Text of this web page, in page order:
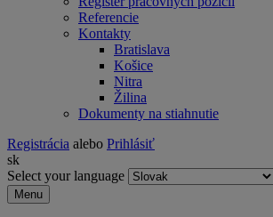
Referencie
Kontakty
Bratislava
Košice
Nitra
Žilina
Dokumenty na stiahnutie
Registrácia alebo Prihlásiť
sk
Select your language
Menu